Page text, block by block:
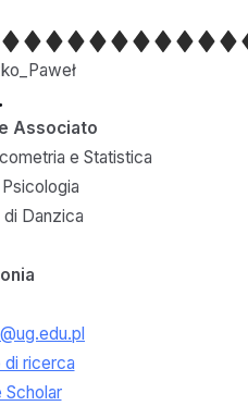
Associato
e Statistica
Danzica
di ricerca
Scholar